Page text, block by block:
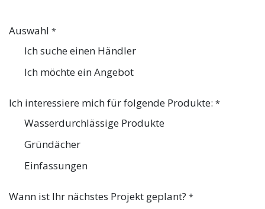
Auswahl *
Ich suche einen Händler
Ich möchte ein Angebot
Ich interessiere mich für folgende Produkte: *
Wasserdurchlässige Produkte
Gründächer
Einfassungen
Wann ist Ihr nächstes Projekt geplant? *